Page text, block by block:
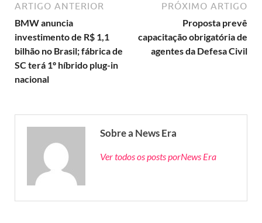
ARTIGO ANTERIOR
BMW anuncia
investimento de R$ 1,1
bilhão no Brasil; fábrica de
SC terá 1º híbrido plug-in
nacional
PRÓXIMO ARTIGO
Proposta prevê
capacitação obrigatória de
agentes da Defesa Civil
Sobre a News Era
Ver todos os posts porNews Era